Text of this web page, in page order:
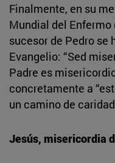
Finalmente, en su
Mundial del Enfermo
sucesor de Pedro se
Evangelio: “Sed
Padre es
concretamente a
un camino de
Jesús, misericordia